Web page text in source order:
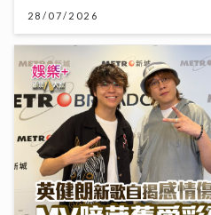
28/07/2026